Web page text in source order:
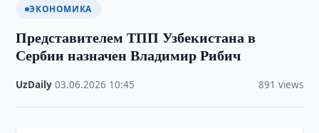
ЭКОНОМИКА
Представителем ТПП Узбекистана в
Сербии назначен Владимир Рибич
UzDaily ·03.06.2026 10:45 891 views